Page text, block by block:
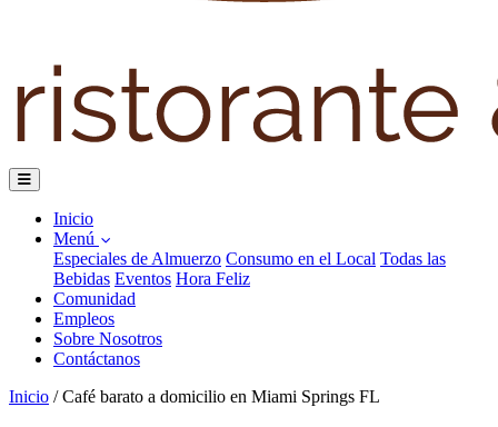
Inicio
Menú
Especiales de Almuerzo Consumo en el Local Todas las
Bebidas Eventos Hora Feliz
Comunidad
Empleos
Sobre Nosotros
Contáctanos
Inicio / Café barato a domicilio en Miami Springs FL